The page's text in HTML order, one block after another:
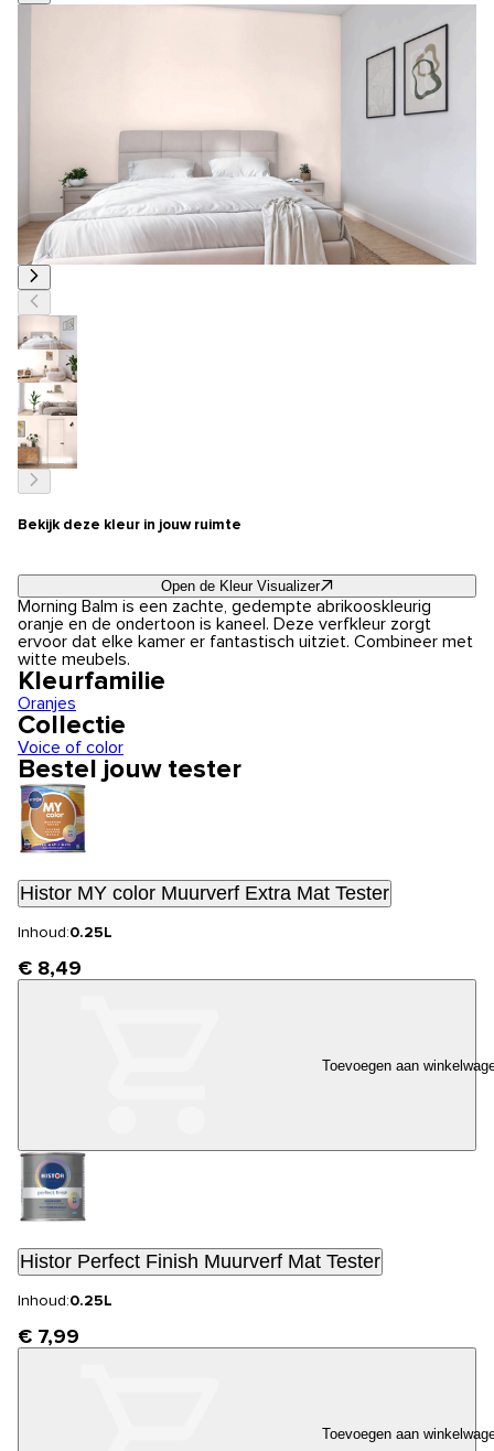
Bekijk deze kleur in jouw ruimte
Open de Kleur Visualizer
Morning Balm is een zachte, gedempte abrikooskleurig
oranje en de ondertoon is kaneel. Deze verfkleur zorgt
ervoor dat elke kamer er fantastisch uitziet. Combineer met
witte meubels.
Kleurfamilie
Oranjes
Collectie
Voice of color
Bestel jouw tester
Histor MY color Muurverf Extra Mat Tester
Inhoud:0.25L
€ 8,49
Toevoegen aan
Histor Perfect Finish Muurverf Mat Tester
Inhoud:0.25L
€ 7,99
Toevoegen aan